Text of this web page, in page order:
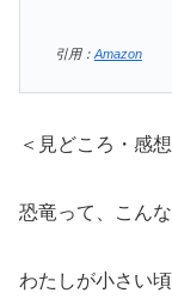
引用： Amazon
＜見どころ・感想
恐竜って、こん
わたしが小さい